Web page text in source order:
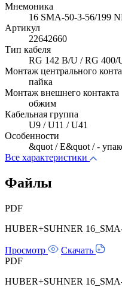
Мнемоника
16 SMA-50-3-56/199
Артикул
22642660
Тип кабеля
RG 142 B/U / RG
Монтаж центрального
пайка
Монтаж внешнего контакта
обжим
Кабельная группа
U9 / U11 / U41
Особенности
&quot / E&quot / -
Все характеристики
Файлы
PDF
HUBER+SUHNER
Просмотр
Скачать
PDF
HUBER+SUHNER